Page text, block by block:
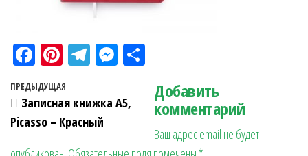
Fa
ce
bo
ok
Pi
nt
er
es
t
Te
gr
a
M
se ра
в
ит
Навигация по записям
Предыдущая запись
ПРЕДЫДУЩАЯ
Записная книжка А5,
Picasso – Красный
Добавить
комментарий
Ваш адрес email не будет